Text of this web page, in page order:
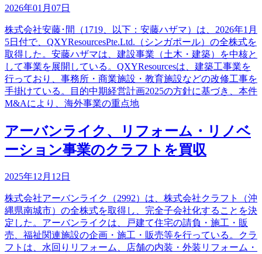
2026年01月07日
株式会社安藤･間（1719、以下：安藤ハザマ）は、2026年1月
5日付で、QXYResourcesPte.Ltd.（シンガポール）の全株式を
取得した。安藤ハザマは、建設事業（土木・建築）を中核と
して事業を展開している。QXYResourcesは、建築工事業を
行っており、事務所・商業施設・教育施設などの改修工事を
手掛けている。目的中期経営計画2025の方針に基づき、本件
M&Aにより、海外事業の重点地
アーバンライク、リフォーム・リノベ
ーション事業のクラフトを買収
2025年12月12日
株式会社アーバンライク（2992）は、株式会社クラフト（沖
縄県南城市）の全株式を取得し、完全子会社化することを決
定した。アーバンライクは、戸建て住宅の請負・施工・販
売、福祉関連施設の企画・施工・販売等を行っている。クラ
フトは、水回りリフォーム、店舗の内装・外装リフォーム・